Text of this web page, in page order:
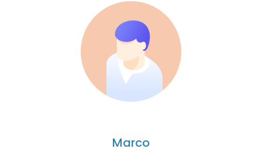
Marco